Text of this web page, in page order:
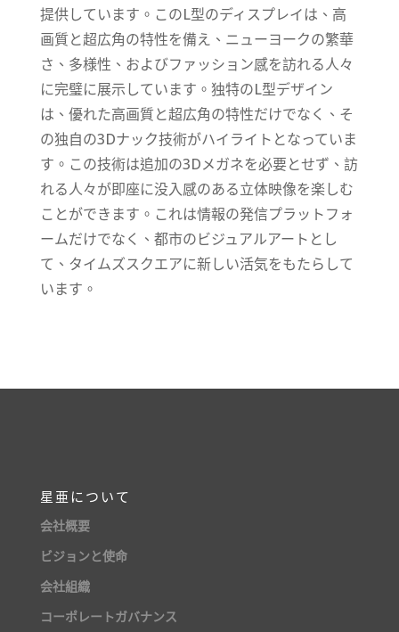
提供しています。このL型のディスプレイは、高
画質と超広角の特性を備え、ニューヨークの繁華
さ、多様性、およびファッション感を訪れる人々
に完璧に展示しています。独特のL型デザイン
は、優れた高画質と超広角の特性だけでなく、そ
の独自の3Dナック技術がハイライトとなっていま
す。この技術は追加の3Dメガネを必要とせず、訪
れる人々が即座に没入感のある立体映像を楽しむ
ことができます。これは情報の発信プラットフォ
ームだけでなく、都市のビジュアルアートとし
て、タイムズスクエアに新しい活気をもたらして
います。
星亜について
会社概要
ビジョンと使命
会社組織
コーポレートガバナンス